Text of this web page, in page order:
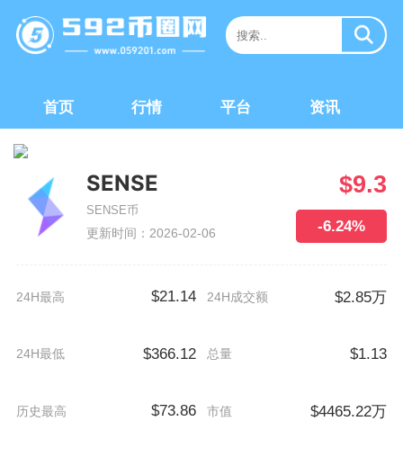
首页 行情 平台 资讯
SENSE
SENSE币
更新时间：2026-02-06
$9.3
-6.24%
24H最高 $21.14 24H成交额 $2.85万
24H最低 $366.12 总量 $1.13
历史最高 $73.86 市值 $4465.22万